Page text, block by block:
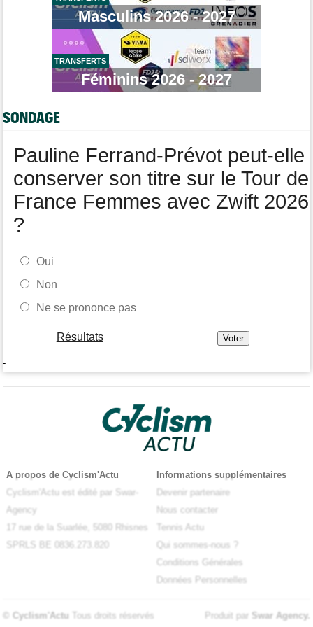
Stefan Küng la 7e étape, Brenner le général... jackpot pour
Romain Bardet hospitalisé après une chute dans la descente du
Mont Ventoux
Tour de Pologne
Louis Barré, son 1er succès chez les pros : "J'étais déterminé"
Tour de France Femmes
Masculins 2026 - 2027
TRANSFERTS
Féminins 2026 - 2027
SONDAGE
Pauline Ferrand-Prévot peut-elle
conserver son titre sur le Tour de
France Femmes avec Zwift 2026
?
Oui
Non
Ne se prononce pas
Résultats
-
A propos de Cyclism'Actu
Cyclism'Actu est édité par Swar-
Agency
17 rue de la Suarlée, 5080 Rhisnes
SPRLS BE 0836.273.820
Informations supplémentaires
Devenir partenaire
Nous contacter
Tennis Actu
Qui sommes-nous ?
Conditions Générales
Données Personnelles
© Cyclism'Actu Tous droits réservés Produit par Swar Agency.